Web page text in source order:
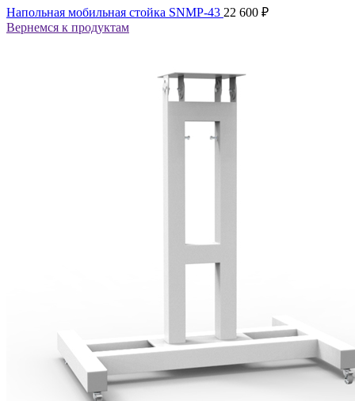
Напольная мобильная стойка SNMP-43 22 600 ₽
Вернемся к продуктам